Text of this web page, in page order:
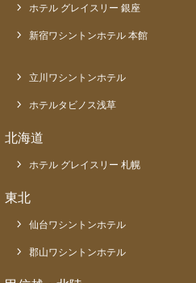
ホテル グレイスリー 銀座
新宿ワシントンホテル 本館
立川ワシントンホテル
ホテルタビノス浅草
北海道
ホテル グレイスリー 札幌
東北
仙台ワシントンホテル
郡山ワシントンホテル